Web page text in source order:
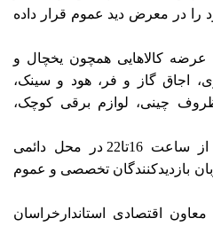
خود را در معرض دید عموم قرار داده
عرضه کالاهایی همچون یخچال و
اجاق گاز و فر، هود و سینک،
چینی، لوازم برقی کوچک،
این نمایشگاه ها تا 28 دی از ساعت 16تا22 در محل دائمی
بازدیدکنندگان تخصصی و عموم
اقتصادی استاندارخراسان